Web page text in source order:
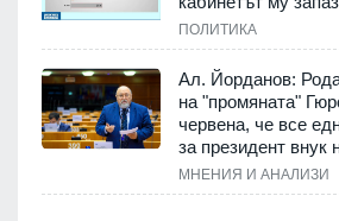
ПОЛИТИКА
Ал. Йорданов:
на "промяната"
червена, че все
за президент внук
МНЕНИЯ И АНАЛИЗИ